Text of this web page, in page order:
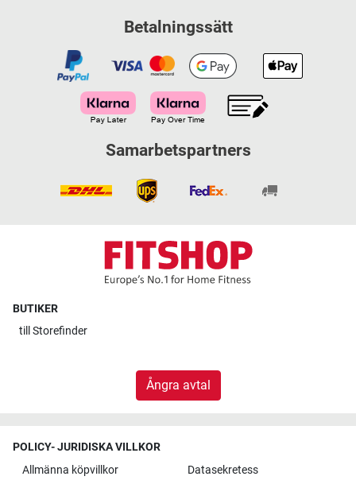
Betalningssätt
Samarbetspartners
BUTIKER
till Storefinder
Ångra avtal
POLICY- JURIDISKA VILLKOR
Allmänna köpvillkor
Datasekretess